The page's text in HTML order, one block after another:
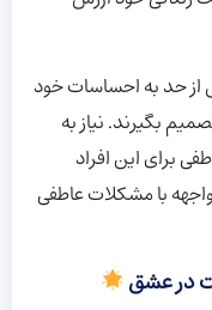
حد به احساسات خود
بگیرند. نیاز به
برای این افراد
با مشکلات عاطفی
در عشق